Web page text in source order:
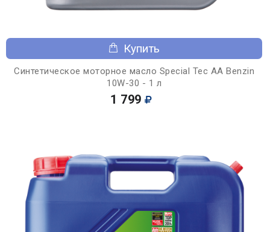
Купить
Синтетическое моторное масло Special Tec AA Benzin
10W-30 - 1 л
1 799